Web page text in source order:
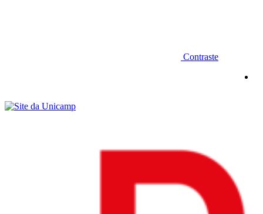
Contraste